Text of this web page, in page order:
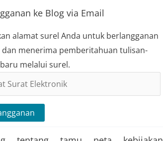
ke Blog via Email
alamat surel Anda untuk berlangganan
dan menerima pemberitahuan tulisan-
melalui surel.